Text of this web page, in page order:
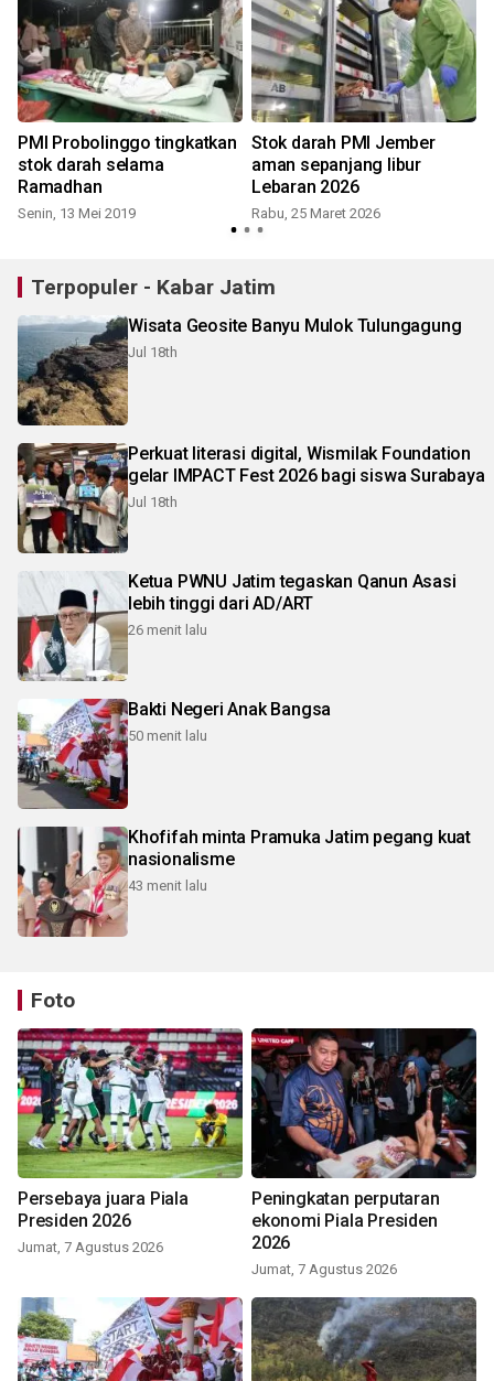
PMI Probolinggo tingkatkan
stok darah selama
Ramadhan
Senin, 13 Mei 2019
Stok darah PMI Jember
aman sepanjang libur
Lebaran 2026
Rabu, 25 Maret 2026
Terpopuler - Kabar Jatim
Wisata Geosite Banyu Mulok Tulungagung
Jul 18th
Perkuat literasi digital, Wismilak Foundation
gelar IMPACT Fest 2026 bagi siswa Surabaya
Jul 18th
Ketua PWNU Jatim tegaskan Qanun Asasi
lebih tinggi dari AD/ART
26 menit lalu
Bakti Negeri Anak Bangsa
50 menit lalu
Khofifah minta Pramuka Jatim pegang kuat
nasionalisme
43 menit lalu
Foto
Persebaya juara Piala
Presiden 2026
Jumat, 7 Agustus 2026
Peningkatan perputaran
ekonomi Piala Presiden
2026
Jumat, 7 Agustus 2026